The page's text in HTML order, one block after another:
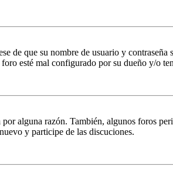
de que su nombre de usuario y
esté mal configurado por su dueño y/o
alguna razón. También, algunos foros
y participe de las discuciones.